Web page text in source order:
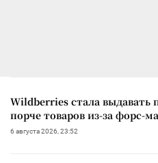
Wildberries стала выдавать
порче товаров из-за форс-
6 августа 2026, 23:52